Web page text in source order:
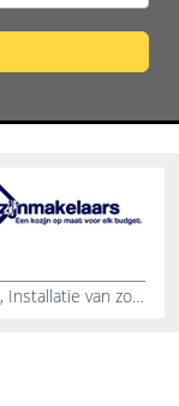
Zonnepanelen, Solar panels, Zonne energie, Installatie van zonnepanelen, Montage van zonnepanelen, Bevestigen van zonnepanelen, Energie besparen, Energiebesparing, Screenline, Kozijnenmakelaar